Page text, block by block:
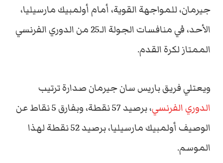
جيرمان، للمواجهة القوية، أمام أولمبيك مارسيليا،
الأحد، في منافسات الجولة الـ25 من الدوري الفرنسي
الممتاز لكرة القدم.
ويعتلي فريق باريس سان جيرمان صدارة ترتيب
الدوري الفرنسي
، برصيد 57 نقطة، وبفارق 5 نقاط عن
الوصيف أولمبيك مارسيليا، برصيد 52 نقطة لهذا
الموسم.